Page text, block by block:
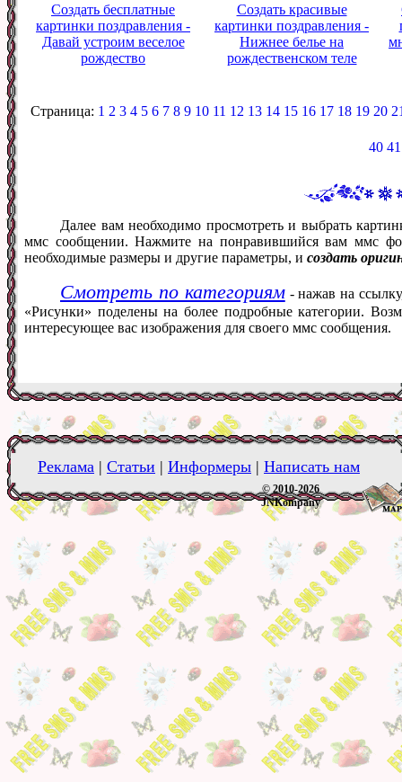
Создать бесплатные
картинки поздравления -
Давай устроим веселое
рождество
Создать красивые
картинки поздравления -
Нижнее белье на
рождественском теле
Страница: 1 2 3 4 5 6 7 8 9 10 11 12 13 14 15 16 17 18 19 20
40 41
Далее вам необходимо просмотреть и выбрать
ммс сообщении. Нажмите на понравившийся вам ммс
необходимые размеры и другие параметры, и создать
Смотреть по категориям- нажав на
«Рисунки» поделены на более подробные категории.
интересующее вас изображения для своего ммс сообщения.
Реклама | Статьи | Информеры | Написать нам
© 2010-2026
JNKompany